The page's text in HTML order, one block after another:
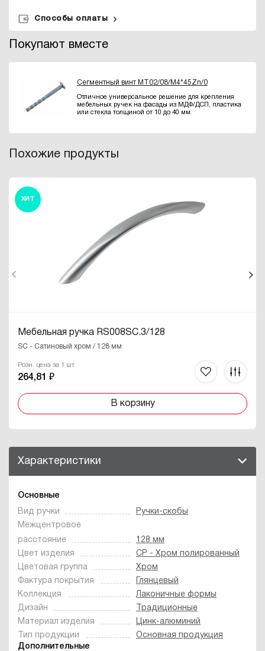
Способы оплаты
Покупают вместе
Сегментный винт MT02/08/M4*45Zn/0
Отличное универсальное решение для крепления
мебельных ручек на фасады из МДФ/ДСП, пластика
или стекла толщиной от 10 до 40 мм.
Похожие продукты
ХИТ
Мебельная ручка RS008SC.3/128
SC - Сатиновый хром / 128 мм
Розн. цена за 1 шт
264,81 ₽
В корзину
Характеристики
Основные
Вид ручки
Ручки-скобы
Межцентровое
расстояние
128 мм
Цвет изделия
CP - Хром полированный
Цветовая группа
Хром
Фактура покрытия
Глянцевый
Коллекция
Лаконичные формы
Дизайн
Традиционные
Материал изделия
Цинк-алюминий
Тип продукции
Основная продукция
Дополнительные